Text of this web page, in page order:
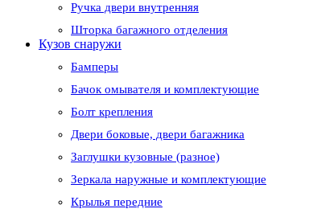
Ручка двери внутренняя
Шторка багажного отделения
Кузов снаружи
Бамперы
Бачок омывателя и комплектующие
Болт крепления
Двери боковые, двери багажника
Заглушки кузовные (разное)
Зеркала наружные и комплектующие
Крылья передние